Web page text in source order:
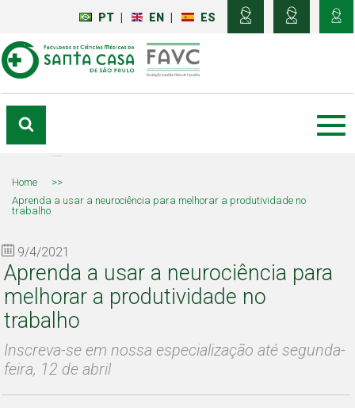
PT EN ES
Home
>>
Aprenda a usar a neurociência para melhorar a produtividade no
trabalho
9/4/2021
Aprenda a usar a neurociência para
melhorar a produtividade no
trabalho
Inscreva-se em nossa especialização até segunda-
feira, 12 de abril